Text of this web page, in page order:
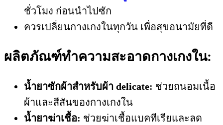
ชั่วโมง ก่อนนำไปซัก
ควรเปลี่ยนกางเกงในทุกวัน เพื่อสุขอนามัยที่ดี
ผลิตภัณฑ์ทำความสะอาดกางเกงใน:
น้ำยาซักผ้าสำหรับผ้า delicate: ช่วยถนอมเนื้อ
ผ้าและสีสันของกางเกงใน
น้ำยาฆ่าเชื้อ: ช่วยฆ่าเชื้อแบคทีเรียและลด